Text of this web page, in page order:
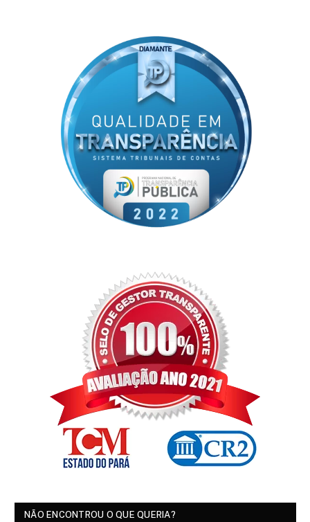
NÃO ENCONTROU O QUE QUERIA?